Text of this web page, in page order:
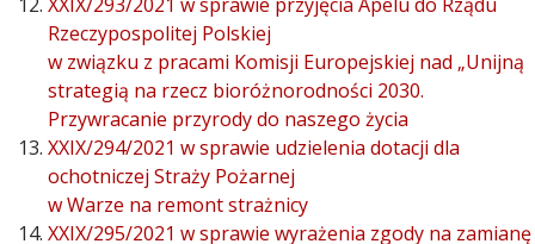
Rzeczypospolitej Polskiej
w związku z pracami Komisji Europejskiej nad „Unijną
strategią na rzecz bioróżnorodności 2030.
Przywracanie przyrody do naszego życia
XXIX/294/2021 w sprawie udzielenia dotacji dla
ochotniczej Straży Pożarnej
w Warze na remont strażnicy
XXIX/295/2021 w sprawie wyrażenia zgody na zamianę